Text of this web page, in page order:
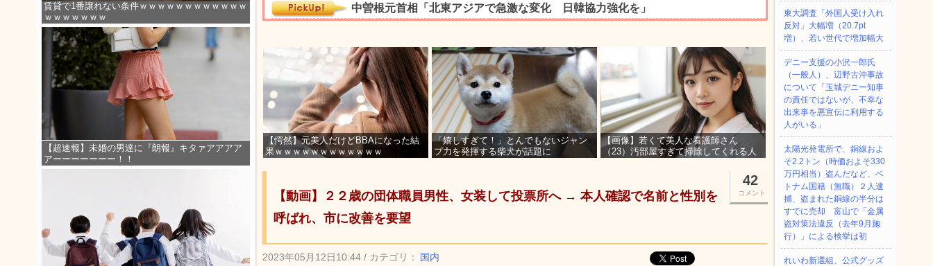
賃貸で1番譲れない条件ｗｗｗｗｗｗｗｗｗｗｗｗ
ｗｗｗｗｗｗｗ
【超速報】未婚の男達に『朗報』キタァアアアア
アーーーーーーー！！
【愕然】元美人だけどBBAになった結
果ｗｗｗｗｗｗｗｗｗｗｗｗ
「嬉しすぎて！」とんでもないジャン
プ力を発揮する柴犬が話題に
【画像】若くて美人な看護師さん
（23）汚部屋すぎて掃除してくれる人
42
コメント
【動画】２２歳の団体職員男性、女装して投票所へ → 本人確認で名前と性別を
呼ばれ、市に改善を要望
2023年05月12日10:44 / カテゴリ： 国内
東大調査「外国人受け入れ
反対」大幅増（20.7pt
増）、若い世代で増加幅大
デニー支援の小沢一郎氏
（一般人）、辺野古沖事故
について「玉城デニー知事
の責任ではないが、不幸な
出来事を悪宣伝に利用する
人がいる」
太陽光発電所で、銅線およ
そ2.2トン（時価およそ330
万円相当）盗んだなど、ベ
トナム国籍（無職）２人逮
捕、盗まれた銅線の半分は
すでに売却 富山で「金属
盗対策法違反（去年9月施
行）」による検挙は初
れいわ新選組、公式グッズ